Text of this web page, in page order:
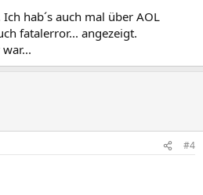
hab´s auch mal über AOL
fatalerror... angezeigt.
#4